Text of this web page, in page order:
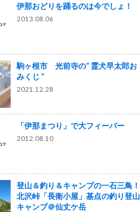
伊那おどりを踊るのは今でしょ！
2013.08.06
駒ヶ根市 光前寺の“ 霊犬早太郎お
みくじ ”
2021.12.28
「伊那まつり」で大フィーバー
2012.08.10
登山＆釣り＆キャンプの一石三鳥！
北沢峠「長衛小屋」基点の釣り登山
キャンプ＠仙丈ケ岳